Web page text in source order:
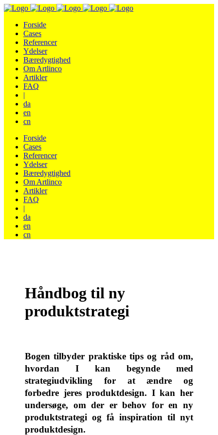
Forside
Cases
Referencer
Ydelser
Bæredygtighed
Om Artlinco
Artikler
FAQ
|
da
en
cn
Forside
Cases
Referencer
Ydelser
Bæredygtighed
Om Artlinco
Artikler
FAQ
|
da
en
cn
Håndbog til ny
produktstrategi
Bogen tilbyder praktiske tips og råd om,
hvordan I kan begynde med
strategiudvikling for at ændre og
forbedre jeres produktdesign. I kan her
undersøge, om der er behov for en ny
produktstrategi og få inspiration til nyt
produktdesign.